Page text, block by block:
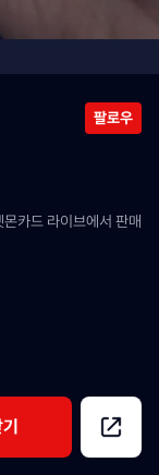
팔로우
카드 라이브에서 판매